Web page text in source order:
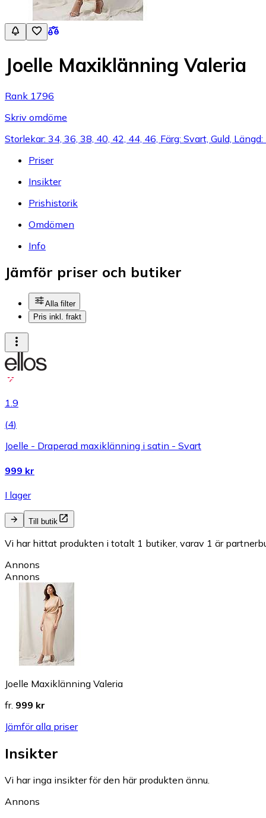
Joelle Maxiklänning Valeria
Rank 1796
Skriv omdöme
Storlekar: 34, 36, 38, 40, 42, 44, 46, Färg: Svart, Guld,
Priser
Insikter
Prishistorik
Omdömen
Info
Jämför priser och butiker
Alla filter
Pris inkl. frakt
1.9
(4)
Joelle - Draperad maxiklänning i satin - Svart
999 kr
I lager
Till butik
Vi har hittat produkten i totalt 1 butiker, varav 1 är
Annons
Annons
Joelle Maxiklänning Valeria
fr. 999 kr
Jämför alla priser
Insikter
Vi har inga insikter för den här produkten ännu.
Annons